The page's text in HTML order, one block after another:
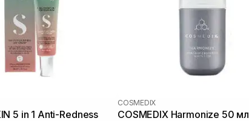
5 in 1 Anti-Redness
COSMEDIX
COSMEDIX Harmonize 50 мл